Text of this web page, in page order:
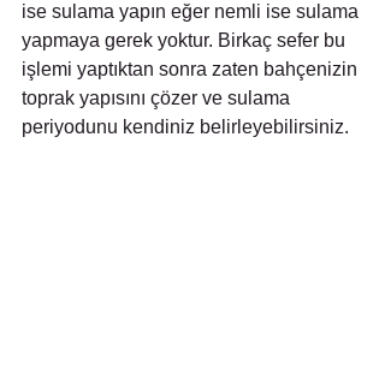
ise sulama yapın eğer nemli ise sulama
yapmaya gerek yoktur. Birkaç sefer bu
işlemi yaptıktan sonra zaten bahçenizin
toprak yapısını çözer ve sulama
periyodunu kendiniz belirleyebilirsiniz.